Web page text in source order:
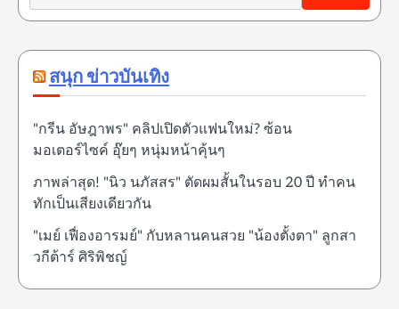
สนุก ข่าวบันเทิง
"กรีน อัษฎาพร" คลิปเปิดตัวแฟนใหม่? ซ้อน
มอเตอร์ไซค์ อุ๊ยๆ หนุ่มหน้าคุ้นๆ
ภาพล่าสุด! "นิว นภัสสร" ตัดผมสั้นในรอบ 20 ปี ทำคน
ทักเป็นเสียงเดียวกัน
"เมย์ เฟื่องอารมย์" กับหลานคนสวย "น้องตั้งตา" ลูกสา
วกีต้าร์ ศิริพิชญ์